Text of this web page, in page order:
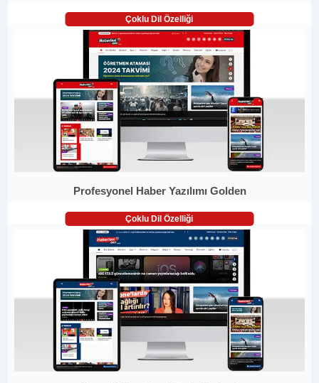
Çoklu Dil Özelliği
Profesyonel Haber Yazılımı Golden
Çoklu Dil Özelliği